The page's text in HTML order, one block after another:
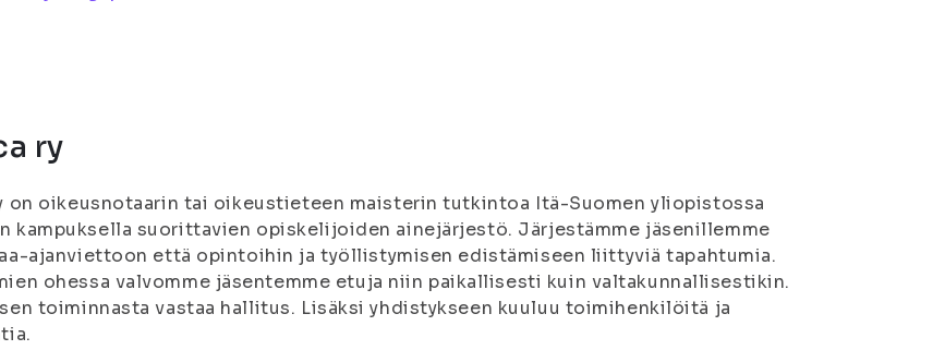
ry
on oikeusnotaarin tai oikeustieteen maisterin tutkintoa Itä-Suomen yliopistossa
kampuksella suorittavien opiskelijoiden ainejärjestö. Järjestämme jäsenillemme
ajanviettoon että opintoihin ja työllistymisen edistämiseen liittyviä tapahtumia.
ohessa valvomme jäsentemme etuja niin paikallisesti kuin valtakunnallisestikin.
toiminnasta vastaa hallitus. Lisäksi yhdistykseen kuuluu toimihenkilöitä ja